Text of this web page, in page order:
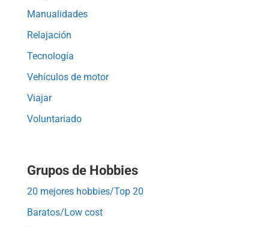
Manualidades
Relajación
Tecnología
Vehículos de motor
Viajar
Voluntariado
Grupos de Hobbies
20 mejores hobbies/Top 20
Baratos/Low cost